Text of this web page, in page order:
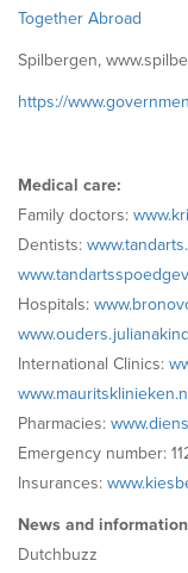
Together Abroad
Spilbergen,
https://
Medical care:
Family doctors:
Dentists:
Hospitals:
International Clinics:
Pharmacies:
Emergency number:
Insurances:
News and
Dutchbuzz